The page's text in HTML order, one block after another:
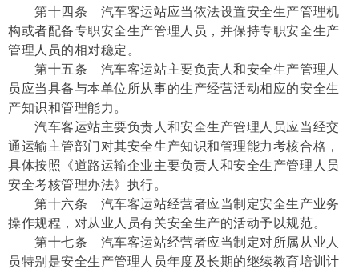
第十四条 汽车客运站应当依法设置安全生产管理机
构或者配备专职安全生产管理人员，并保持专职安全生产
管理人员的相对稳定。
第十五条 汽车客运站主要负责人和安全生产管理人
员应当具备与本单位所从事的生产经营活动相应的安全生
产知识和管理能力。
汽车客运站主要负责人和安全生产管理人员应当经交
通运输主管部门对其安全生产知识和管理能力考核合格，
具体按照《道路运输企业主要负责人和安全生产管理人员
安全考核管理办法》执行。
第十六条 汽车客运站经营者应当制定安全生产业务
操作规程，对从业人员有关安全生产的活动予以规范。
第十七条 汽车客运站经营者应当制定对所属从业人
员特别是安全生产管理人员年度及长期的继续教育培训计